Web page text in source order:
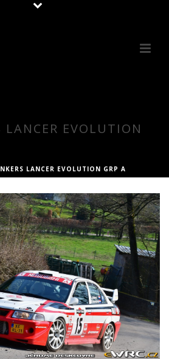
LANCER EVOLUTION
LANCER EVOLUTION GRP A